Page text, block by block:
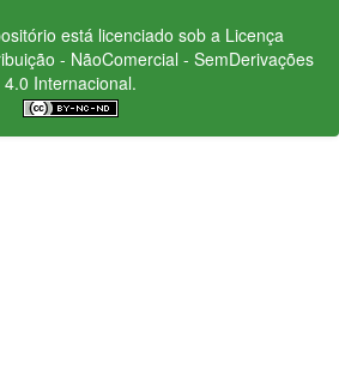
está licenciado sob a Licença
- NãoComercial - SemDerivações
4.0 Internacional.